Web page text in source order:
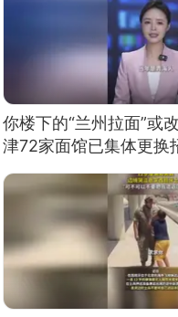
你楼下的“兰州拉面”或
津72家面馆已集体更换